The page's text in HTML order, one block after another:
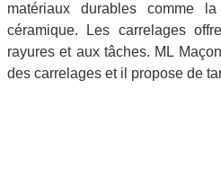
matériaux durables comme
céramique. Les carrelages
rayures et aux tâches. ML
des carrelages et il propose de